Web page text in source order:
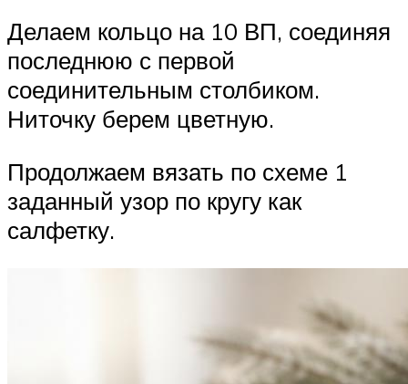
Делаем кольцо на 10 ВП, соединяя
последнюю с первой
соединительным столбиком.
Ниточку берем цветную.
Продолжаем вязать по схеме 1
заданный узор по кругу как
салфетку.